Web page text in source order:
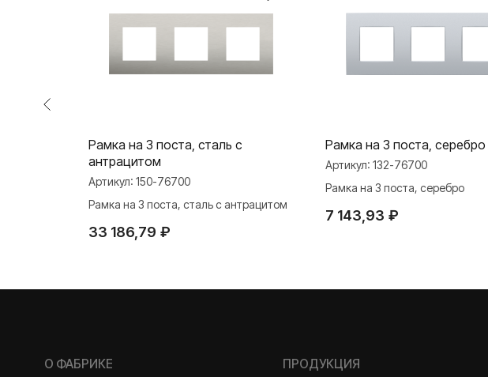
Рамка на 3 поста, сталь с
антрацитом
Артикул: 150-76700
Рамка на 3 поста, сталь с антрацитом
33 186,79 ₽
Рамка на 3 поста, серебро
Артикул: 132-76700
Рамка на 3 поста, серебро
7 143,93 ₽
О ФАБРИКЕ
Наше время Серия для улицы